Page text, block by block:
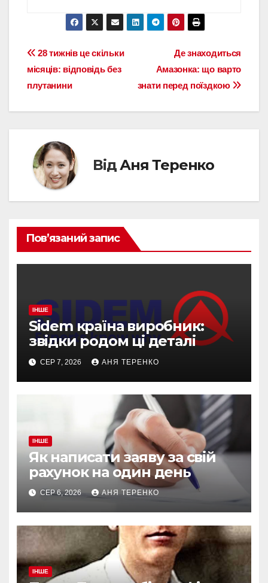
Навігація
записів
Де знаходиться
Амазонка: що варто
знати перед поїздкою
28 тижнів це скільки
місяців: відповідь без
плутанини
ВідАня Теренко
Пов’язаний запис
ІНШЕ
Sidem країна виробник:
звідки родом ці деталі
СЕР 7, 2026 АНЯ ТЕРЕНКО
ІНШЕ
Як написати заяву за свій
рахунок на один день
СЕР 6, 2026 АНЯ ТЕРЕНКО
ІНШЕ